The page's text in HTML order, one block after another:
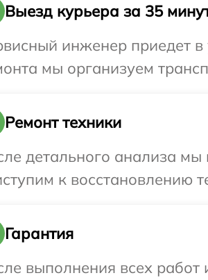
Выезд курьера за 35
инженер приедет
мы организуем
Ремонт техники
детального анализа
к восстановлению
Гарантия
выполнения всех